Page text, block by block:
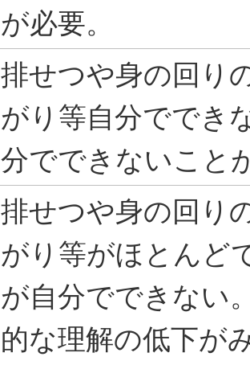
が必要。
排せつや身の回り
がり等自分ででき
分でできないこと
排せつや身の回り
がり等がほとんど
が自分でできない
的な理解の低下が